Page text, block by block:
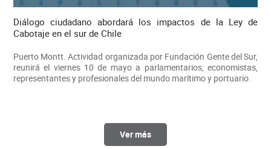
Diálogo ciudadano abordará los impactos de la Ley de
Cabotaje en el sur de Chile
Puerto Montt. Actividad organizada por Fundación Gente del Sur,
reunirá el viernes 10 de mayo a parlamentarios, economistas,
representantes y profesionales del mundo marítimo y portuario.
Ver más